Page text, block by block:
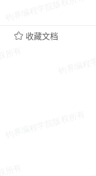
收藏文档